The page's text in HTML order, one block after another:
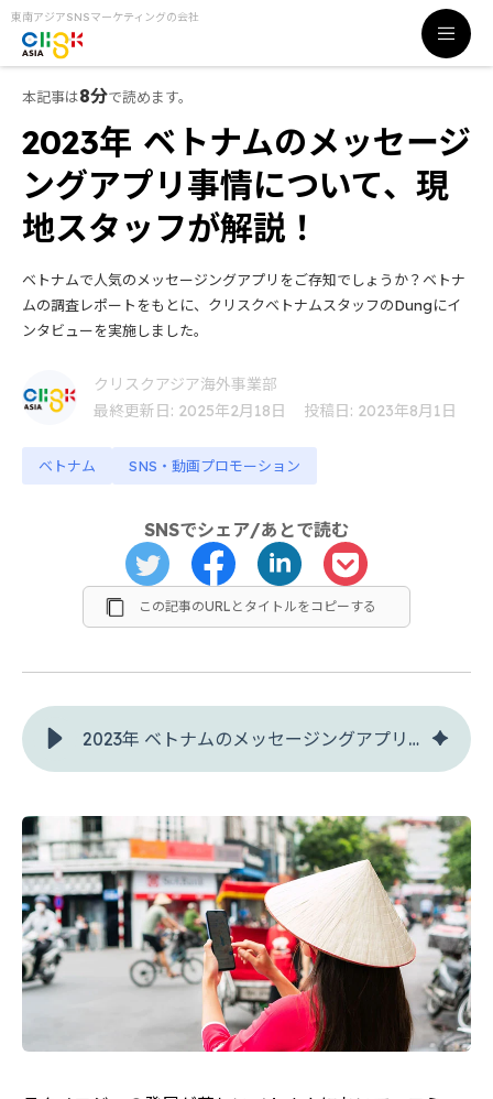
東南アジアSNSマーケティングの会社
本記事は8分で読めます。
2023年 ベトナムのメッセージ
ングアプリ事情について、現
地スタッフが解説！
ベトナムで人気のメッセージングアプリをご存知でしょうか？ベトナ
ムの調査レポートをもとに、クリスクベトナムスタッフのDungにイ
ンタビューを実施しました。
クリスクアジア海外事業部
最終更新日: 2025年2月18日
投稿日: 2023年8月1日
ベトナム SNS・動画プロモーション
SNSでシェア/あとで読む
この記事のURLとタイトルをコピーする
2023年 ベトナムのメッセージングアプリ事情について、現地スタッフが解説！